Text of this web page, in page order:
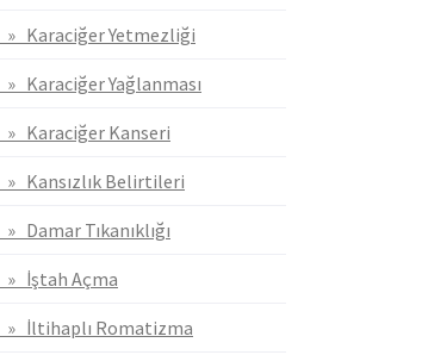
» Karaciğer Yetmezliği
» Karaciğer Yağlanması
» Karaciğer Kanseri
» Kansızlık Belirtileri
» Damar Tıkanıklığı
» İştah Açma
» İltihaplı Romatizma